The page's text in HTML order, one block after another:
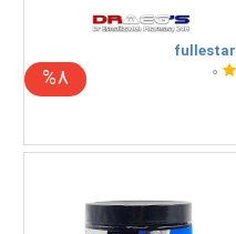
fullestar
0
%8